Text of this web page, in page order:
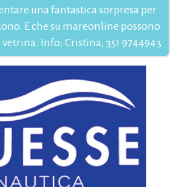
una fantastica sorpresa per
E che su mareonline possono
Info: Cristina, 351 9744943